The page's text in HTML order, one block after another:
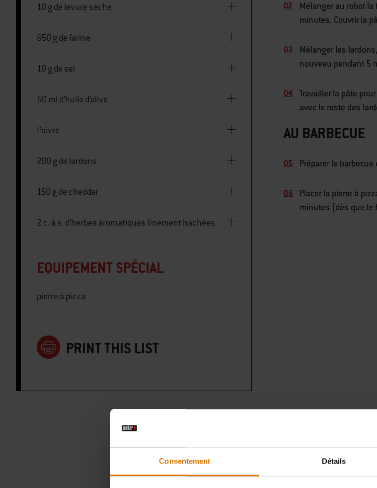
Consentement Détails
10 g de levure sèche
650 g de farine
10 g de sel
50 ml d’huile d’olive
Poivre
200 g de lardons
150 g de cheddar
2 c. à s. d’herbes aromatiques finement hachées
EQUIPEMENT SPÉCIAL
pierre à pizza
PRINT THIS LIST
Mélanger au robot
minutes. Couvrir la
Mélanger les
nouveau pendant 5
Travailler la pâte
avec le reste des
AU BARBECUE
Préparer le
Placer la pierre à
minutes (dès que le
Accessoires